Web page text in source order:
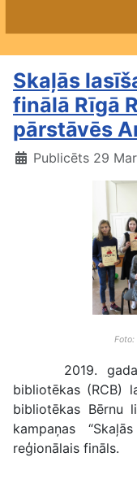
Skaļās
finālā Rīgā
pārstāvēs
Publicēts 29
2019. gada
bibliotēkas (RCB)
bibliotēkas Bērnu
kampaņas
reģionālais fināls.